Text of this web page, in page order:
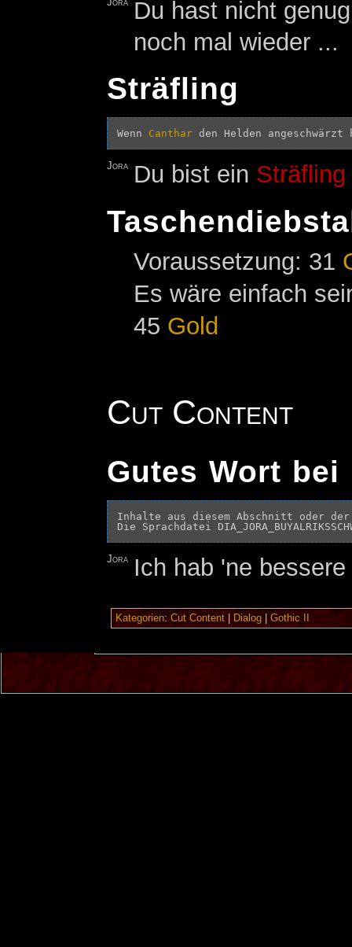
Du hast nicht
noch mal wieder ...
Sträfling
Wenn Canthar
Jora Du bist ein Sträfling
Voraussetzung: 31
Es wäre einfach
45 Gold
Cut Content
Gutes Wort bei
Inhalte aus diesem Abschnitt oder
Jora Ich hab 'ne
Kategorien: Cut Content| Dialog| Gothic II